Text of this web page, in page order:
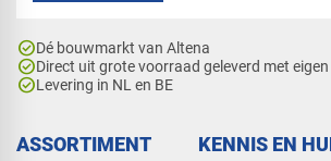
ASSORTIMENT KENNIS EN
check_circleDé bouwmarkt van Altena
check_circleDirect uit grote voorraad geleverd met
check_circleLevering in NL en BE